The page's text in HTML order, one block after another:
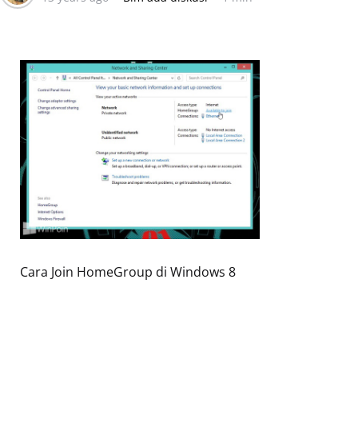
Cara Join HomeGroup di Windows 8